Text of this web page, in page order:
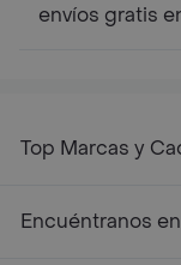
envíos gratis
Top Marcas y
Encuéntranos